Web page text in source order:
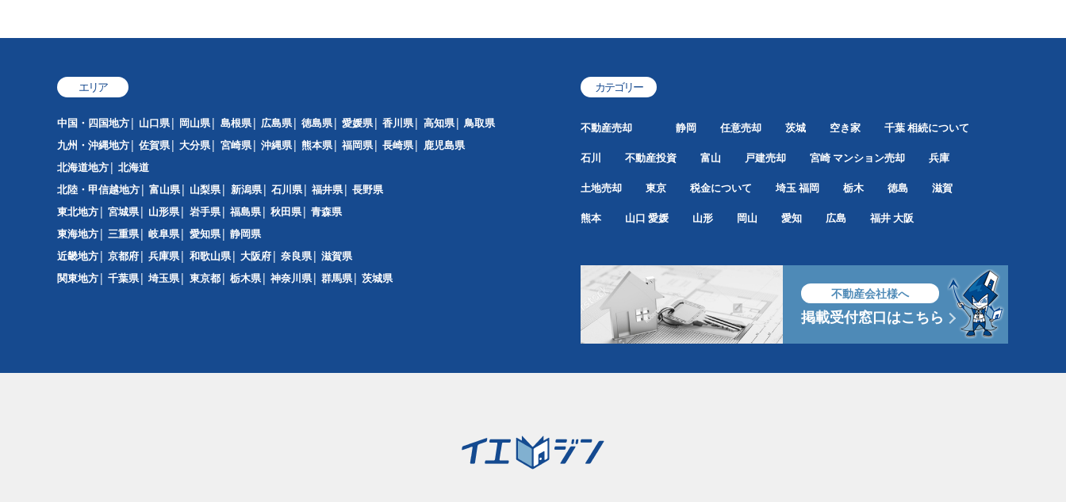
エリア
中国・四国地方 山口県 岡山県 島根県 広島県 徳島県 愛媛県 香川県 高知県
鳥取県
九州・沖縄地方
佐賀県 大分県 宮崎県 沖縄県 熊本県 福岡県 長崎県
鹿児島県
北海道地方
北海道
北陸・甲信越地方
富山県 山梨県 新潟県 石川県 福井県
長野県
東北地方
宮城県 山形県 岩手県 福島県 秋田県
青森県
東海地方
三重県 岐阜県 愛知県
静岡県
近畿地方
京都府 兵庫県 和歌山県 大阪府 奈良県
滋賀県
関東地方
千葉県 埼玉県 東京都 栃木県 神奈川県 群馬県 茨城県
カテゴリー
不動産売却 静岡 任意売却 茨城 空き家 千葉相続について
石川 不動産投資 富山 戸建売却 宮崎 マンション売却 兵庫
土地売却 東京 税金について 埼玉福岡 栃木 徳島 滋賀
熊本 山口 愛媛 山形 岡山 愛知 広島 福井大阪
不動産会社様へ
掲載受付窓口はこちら